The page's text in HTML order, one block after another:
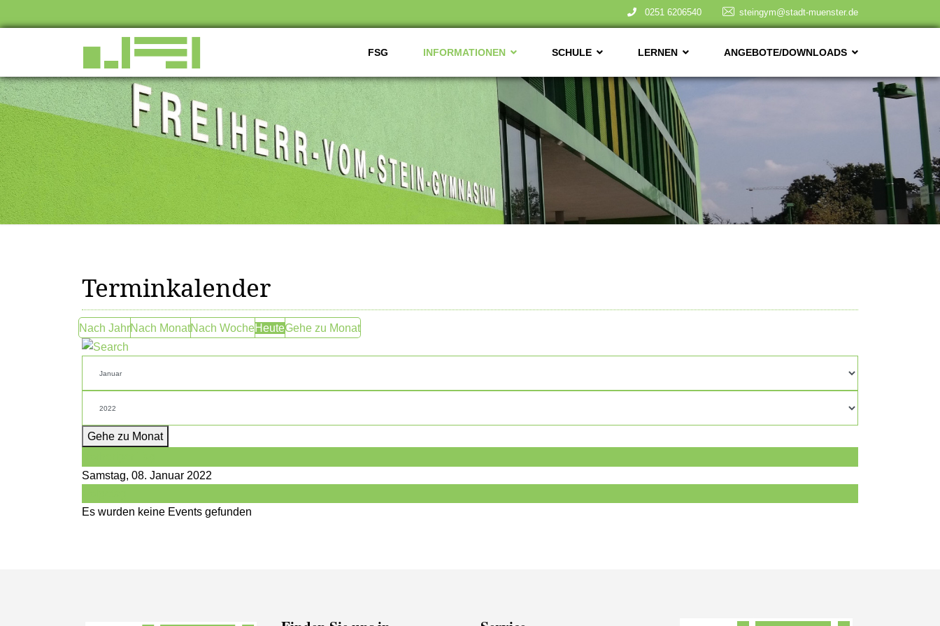
0251 6206540 steingym@stadt-muenster.de
FSG INFORMATIONEN SCHULE LERNEN ANGEBOTE/DOWNLOADS
Terminkalender
Nach JahrNach MonatNach WocheHeuteGehe zu Monat
Gehe zu Monat
Samstag, 08. Januar 2022
Es wurden keine Events gefunden